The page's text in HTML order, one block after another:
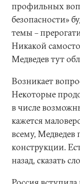
профильных
безопасности»
темы –
Никакой
Медведев тут
Возникает
Некоторые
в числе
кажется
всему, Медведев
конструкции.
назад, сказать